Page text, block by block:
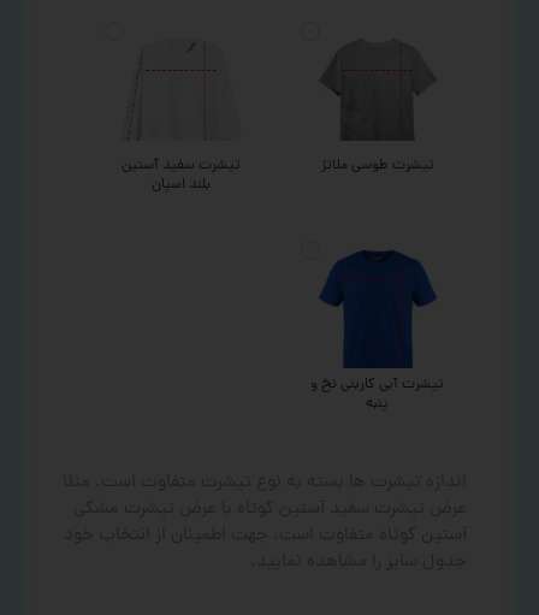
تیشرت طوسی ملانژ
تیشرت سفید آستین
بلند اسپان
تیشرت آبی کاربنی نخ و
پنبه